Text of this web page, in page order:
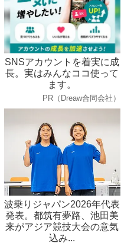
SNSアカウントを着実に成
長。実はみんなココ使って
ます。
PR（Dreaw合同会社）
波乗りジャパン2026年代表
発表。都筑有夢路、池田美
来がアジア競技大会の意気
込み...